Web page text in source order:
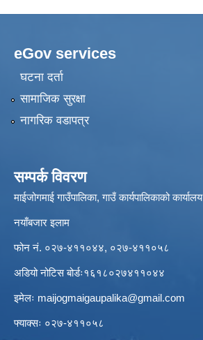
eGov services
घटना दर्ता
सामाजिक सुरक्षा
नागरिक वडापत्र
सम्पर्क विवरण
माईजोगमाई गाउँपालिका, गाउँ कार्यपालिकाको कार्यालय
नयाँबजार इलाम
फोन नं. ०२७-४११०४४, ०२७-४११०५८
अडियो नोटिस बोर्डः१६१८०२७४११०४४
इमेलः maijogmaigaupalika@gmail.com
फ्याक्सः ०२७-४११०५८